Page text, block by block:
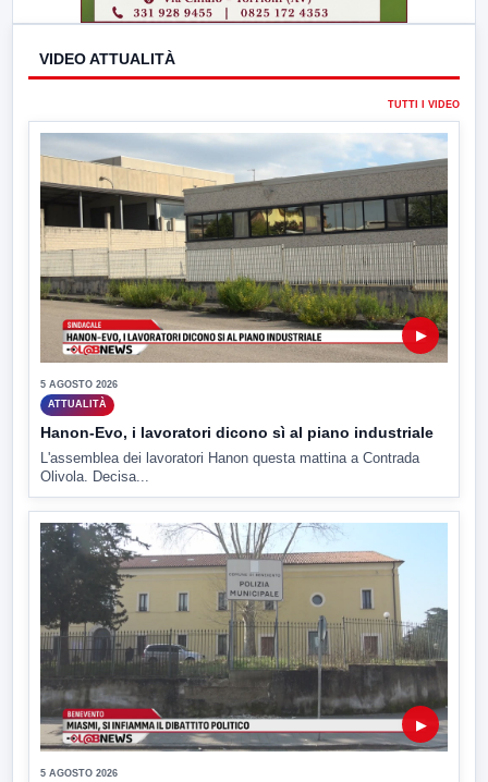
VIDEO ATTUALITÀ
TUTTI I VIDEO
▶
5 AGOSTO 2026
ATTUALITÀ
Hanon-Evo, i lavoratori dicono sì al piano industriale
L'assemblea dei lavoratori Hanon questa mattina a Contrada
Olivola. Decisa...
▶
5 AGOSTO 2026